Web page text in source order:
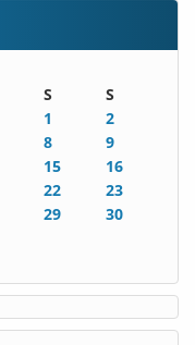
S
S
1
2
8
9
15
16
22
23
29
30